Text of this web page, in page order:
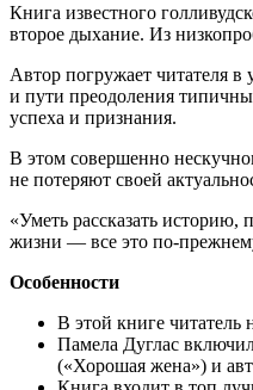
Книга известного
второе дыхание. Из
Автор погружает читателя в
и пути преодоления
успеха и признания.
В этом совершенно
не потеряют своей
«Уметь рассказать историю,
жизни — все это по-
Особенности
В этой книге читатель
Памела Дуглас
(«Хорошая жена») и